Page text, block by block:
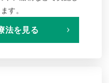
す。
法を見る